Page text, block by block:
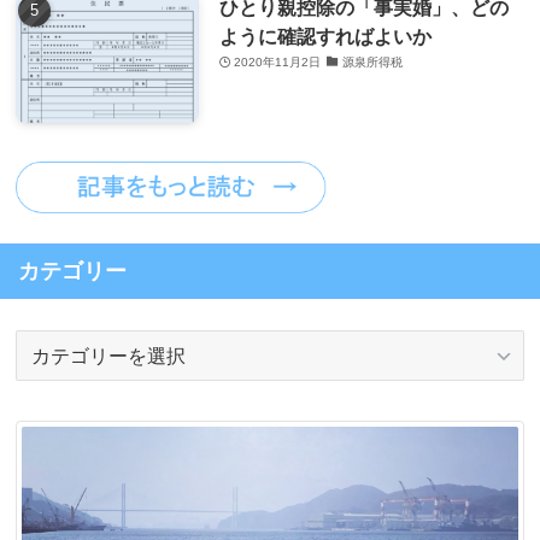
ひとり親控除の「事実婚」、どの
ように確認すればよいか
2020年11月2日 源泉所得税
カテゴリー
リ